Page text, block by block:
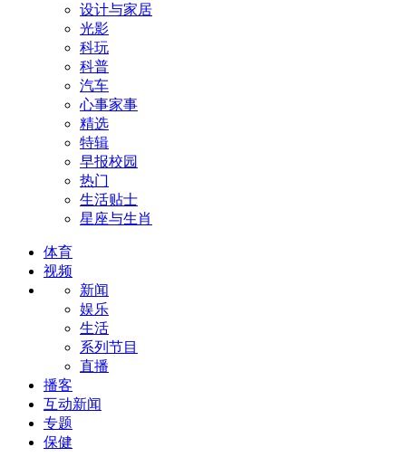
设计与家居
光影
科玩
科普
汽车
心事家事
精选
特辑
早报校园
热门
生活贴士
星座与生肖
体育
视频
新闻
娱乐
生活
系列节目
直播
播客
互动新闻
专题
保健